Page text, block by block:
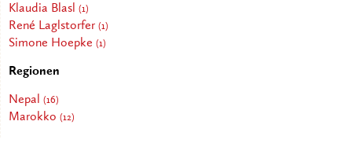
Klaudia Blasl (1)
René Laglstorfer (1)
Simone Hoepke (1)
Regionen
Nepal (16)
Marokko (12)